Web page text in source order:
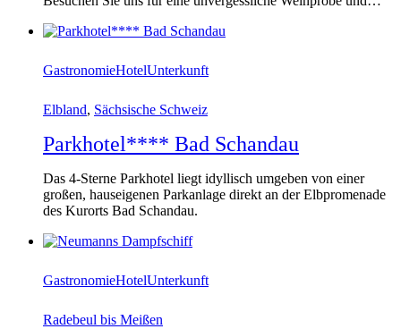
GastronomieHotelUnterkunft
Elbland, Sächsische Schweiz
Parkhotel**** Bad Schandau
Das 4-Sterne Parkhotel liegt idyllisch umgeben von einer
großen, hauseigenen Parkanlage direkt an der Elbpromenade
des Kurorts Bad Schandau.
GastronomieHotelUnterkunft
Radebeul bis Meißen